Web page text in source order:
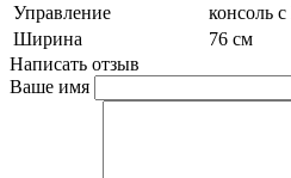
Управление
консоль
Ширина
76 см
Написать отзыв
Ваше имя